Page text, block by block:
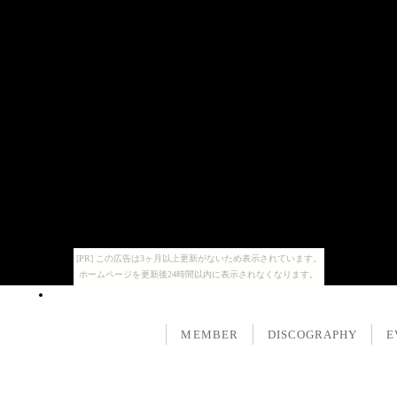
[PR] この広告は3ヶ月以上更新がないため表示されています。
ホームページを更新後24時間以内に表示されなくなります。
DISCOGRAPHY
MEMBER